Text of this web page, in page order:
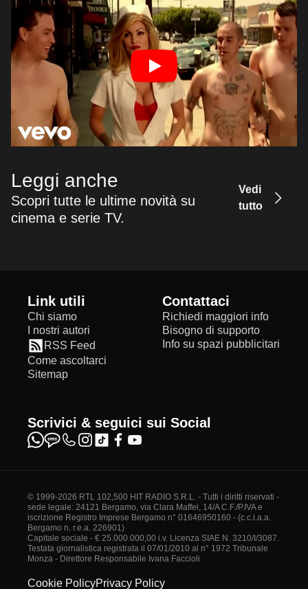
Leggi anche
Scopri tutte le ultime novità su
cinema e serie TV.
Vedi
tutto
Link utili
Chi siamo
I nostri autori
RSS Feed
Come ascoltarci
Sitemap
Contattaci
Richiedi maggiori info
Bisogno di supporto
Info su spazi pubblicitari
Scrivici & seguici sui Social
© 1999-2026 RTL 102,500 HIT RADIO S.R.L. - Tutti i diritti riservati -
sede legale: 24121 Bergamo, via Clara Maffei, 14/A C.F./P.IVA e
iscrizione Registro Imprese Bergamo n° 01646950160 - (c.c.i.a.a.
Bergamo n. r.e.a. 226901)
Capitale sociale - € 25.000.000,00 i.v. Licenza SIAE N. 3210/I/3087.
Testata giornalistica registrata il 07/01/2010 al n° 1972 Tribunale
Monza - Direttore Responsabile Ivana Faccioli
Cookie PolicyPrivacy Policy